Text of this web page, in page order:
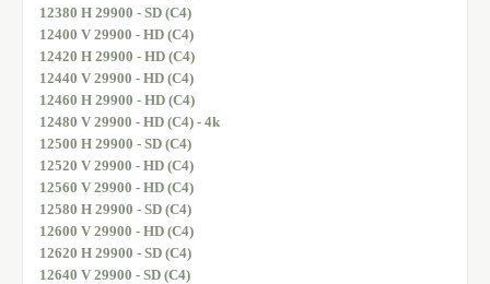
12380 H 29900 - SD (C4)
12400 V 29900 - HD (C4)
12420 H 29900 - HD (C4)
12440 V 29900 - HD (C4)
12460 H 29900 - HD (C4)
12480 V 29900 - HD (C4) - 4k
12500 H 29900 - SD (C4)
12520 V 29900 - HD (C4)
12560 V 29900 - HD (C4)
12580 H 29900 - SD (C4)
12600 V 29900 - HD (C4)
12620 H 29900 - SD (C4)
12640 V 29900 - SD (C4)